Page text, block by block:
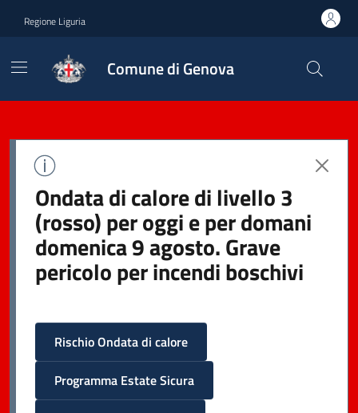
Regione Liguria
Comune di Genova
Ondata di calore di livello 3
(rosso) per oggi e per domani
domenica 9 agosto. Grave
pericolo per incendi boschivi
Rischio Ondata di calore
Programma Estate Sicura